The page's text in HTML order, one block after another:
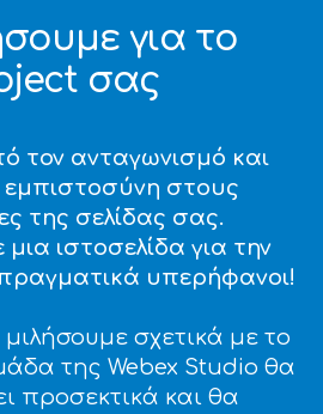
για το
σας
τον ανταγωνισμό και
στους
της σελίδας σας.
ιστοσελίδα για την
υπερήφανοι!
σχετικά με το
της Webex Studio θα
προσεκτικά και θα